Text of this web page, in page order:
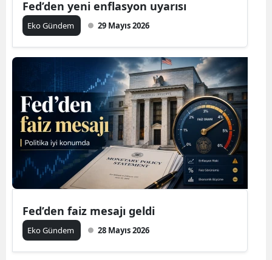
Fed’den yeni enflasyon uyarısı
Eko Gündem 29 Mayıs 2026
Fed’den faiz mesajı geldi
Eko Gündem 28 Mayıs 2026